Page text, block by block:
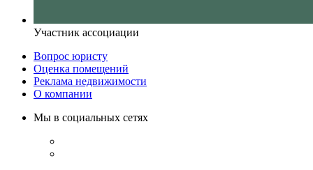
Участник ассоциации
Вопрос юристу
Оценка помещений
Реклама недвижимости
О компании
Мы в социальных сетях